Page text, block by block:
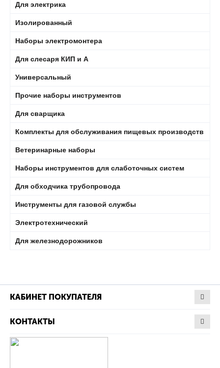
Для электрика
Изолированный
Наборы электромонтера
Для слесаря КИП и А
Универсальный
Прочие наборы инструментов
Для сварщика
Комплекты для обслуживания пищевых производств
Ветеринарные наборы
Наборы инструментов для слаботочных систем
Для обходчика трубопровода
Инструменты для газовой службы
Электротехнический
Для железнодорожников
КАБИНЕТ ПОКУПАТЕЛЯ
КОНТАКТЫ